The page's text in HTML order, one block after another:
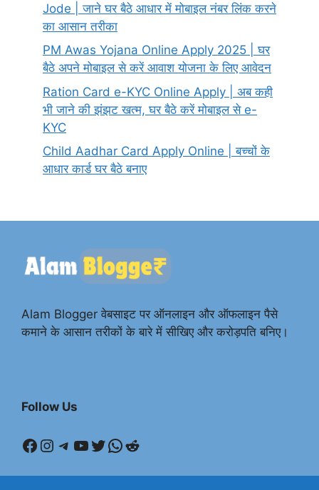
Jode | जाने घर बैठे आधार में मोबाइल नंबर लिंक करने
का आसान तरीका
PM Awas Yojana Online Apply 2025 | घर
बैठे अपने मोबाइल से करें आवाश योजना के लिए आवेदन
Ration Card e-KYC Online Apply | अब कही
भी जाने की झंझट खत्म, घर बैठे करें मोबाइल से e-
KYC
Child Aadhar Card Apply Online | बच्चों के
आधार कार्ड घर बैठे बनाए
Alam Blogger वेबसाइट पर ऑनलाइन और ऑफलाइन पैसे
कमाने के आसान तरीकों के बारे में सीखिए और करोड़पति बनिए।
Follow Us
Facebook
Instagram
Telegram
YouTube
Twitter
WhatsApp
Reddit